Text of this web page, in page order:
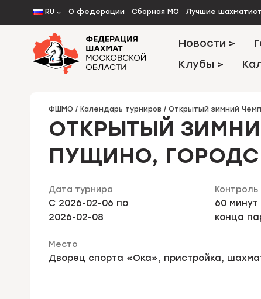
Перейти
к
содержимому
RU О федерации Сборная МО Лучшие
Новости >
Клубы >
ФШМО / Календарь турниров / Открытый зимний
ОТКРЫТЫЙ
ПУЩИНО,
Дата турнира
C 2026-02-06 по
2026-02-08
Контроль
60
конца
Место
Дворец спорта «Ока», пристройка,